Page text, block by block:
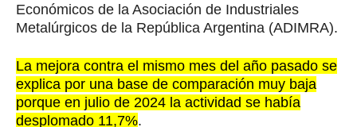
Económicos de la Asociación de Industriales
Metalúrgicos de la República Argentina (ADIMRA).
La mejora contra el mismo mes del año pasado se
explica por una base de comparación muy baja
porque en julio de 2024 la actividad se había
desplomado 11,7%.